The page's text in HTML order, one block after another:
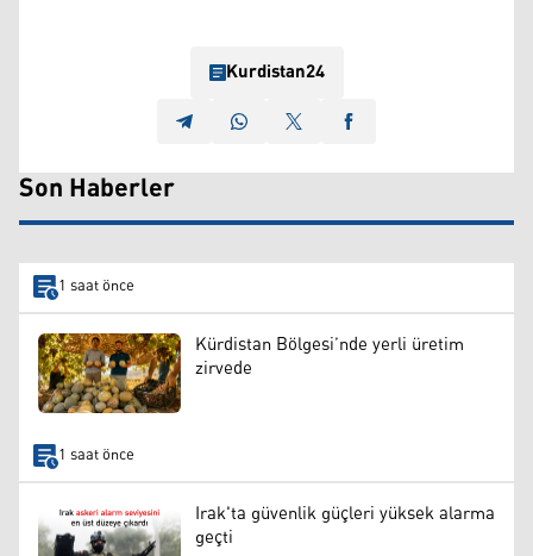
Kurdistan24
Son Haberler
1 saat önce
Kürdistan Bölgesi’nde yerli üretim
zirvede
1 saat önce
Irak'ta güvenlik güçleri yüksek alarma
geçti